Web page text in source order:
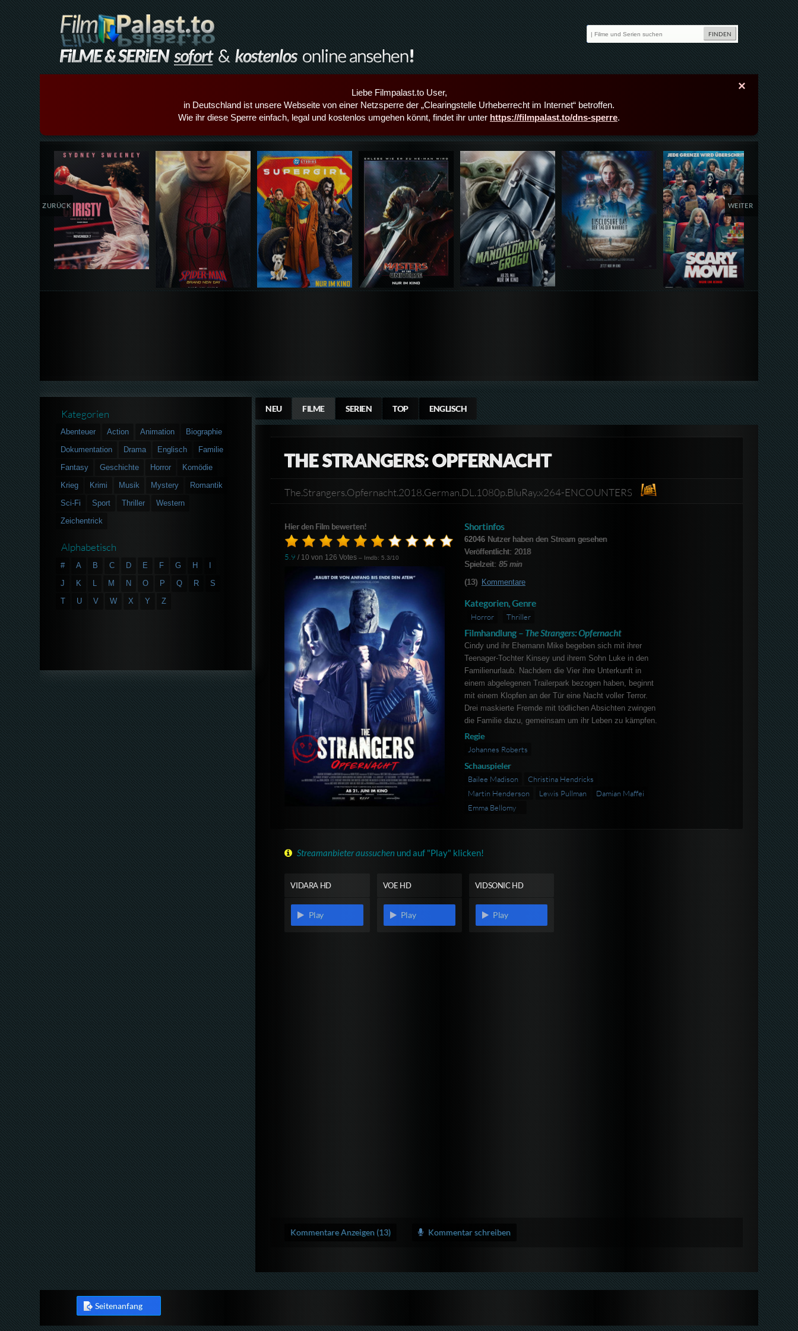
×
Liebe Filmpalast.to User,
in Deutschland ist unsere Webseite von einer Netzsperre der „Clearingstelle Urheberrecht im Internet“ betroffen.
Wie ihr diese Sperre einfach, legal und kostenlos umgehen könnt, findet ihr unter https://filmpalast.to/dns-sperre.
Details,Play Details,Play Details,Play Details,Play Details,Play Details,Play Details,Play
ZURÜCK WEITER
NEU FILME SERIEN TOP ENGLISCH
THE STRANGERS: OPFERNACHT
The.Strangers.Opfernacht.2018.German.DL.1080p.BluRay.x264-ENCOUNTERS
Hier den Film bewerten!
5.9 / 10 von 126 Votes – Imdb: 5.3/10
Shortinfos
62046Nutzer haben den Stream gesehen
Veröffentlicht: 2018
Spielzeit: 85 min
(13) Kommentare
Kategorien, Genre
Horror Thriller
Filmhandlung – The Strangers: Opfernacht
Cindy und ihr Ehemann Mike begeben sich mit ihrer
Teenager-Tochter Kinsey und ihrem Sohn Luke in den
Familienurlaub. Nachdem die Vier ihre Unterkunft in
einem abgelegenen Trailerpark bezogen haben, beginnt
mit einem Klopfen an der Tür eine Nacht voller Terror.
Drei maskierte Fremde mit tödlichen Absichten zwingen
die Familie dazu, gemeinsam um ihr Leben zu kämpfen.
Regie
Johannes Roberts
Schauspieler
Bailee Madison
Christina Hendricks
Martin Henderson
Lewis Pullman
Damian Maffei
Emma Bellomy
Streamanbieter aussuchen und auf "Play" klicken!
VIDARA HD
Play
VOE HD
Play
VIDSONIC HD
Play
Kommentare Anzeigen (13) Kommentar schreiben
Kategorien
Abenteuer Action Animation
Biographie
Dokumentation
Drama Englisch
Familie
Fantasy
Geschichte Horror
Komödie
Krieg
Krimi Musik Mystery
Romantik
Sci-Fi
Sport Thriller
Western
Zeichentrick
Alphabetisch
# A B C D E F G H
J
K L M N O P Q R
S
T
U V W X Y Z
Seitenanfang